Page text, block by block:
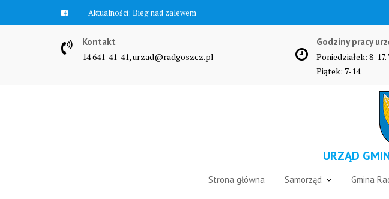
Aktualności: Bieg nad zalewem
Kontakt
14 641-41-41, urzad@radgoszcz.pl
Godziny pracy
Poniedziałek: 8-
Piątek: 7-14.
URZĄD
Strona główna Samorząd Gmina